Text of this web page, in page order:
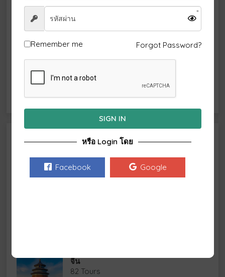
เดินสบาย
แอดเวนเจอร์
โปรโมชั่น
จุดหมายปลายทางที่นิยม
10 Tours
จีน
82 Tours
Remember me Forgot Password?
SIGN IN
หรือ Login โดย
Facebook Google